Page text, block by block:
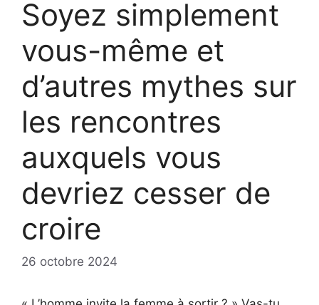
Soyez simplement
vous-même et
d’autres mythes sur
les rencontres
auxquels vous
devriez cesser de
croire
26 octobre 2024